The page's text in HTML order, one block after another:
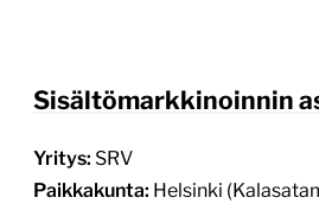
Sisältömarkkinoinnin
Yritys: SRV
Paikkakunta: Helsinki